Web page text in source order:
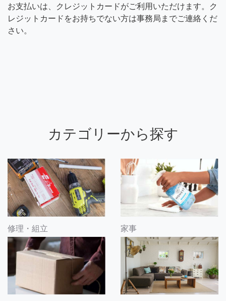
お支払いは、クレジットカードがご利用いただけます。ク
レジットカードをお持ちでない方は事務局までご連絡くだ
さい。
カテゴリーから探す
修理・組立 家事